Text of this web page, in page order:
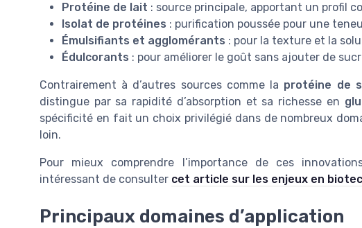
Protéine de lait : source principale, apportant un profil
Isolat de protéines : purification poussée pour une
Émulsifiants et agglomérants : pour la texture et la
Édulcorants : pour améliorer le goût sans ajouter de
Contrairement à d’autres sources comme la protéine de
distingue par sa rapidité d’absorption et sa richesse en
spécificité en fait un choix privilégié dans de nombreux
loin.
Pour mieux comprendre l’importance de ces
intéressant de consulter cet article sur les enjeux en
Principaux domaines d’application